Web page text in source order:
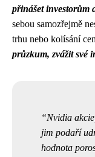
přinášet investorům
sebou samozřejmě
trhu nebo kolísání
průzkum, zvážit své
Nvidia
jim podaří
hodnota